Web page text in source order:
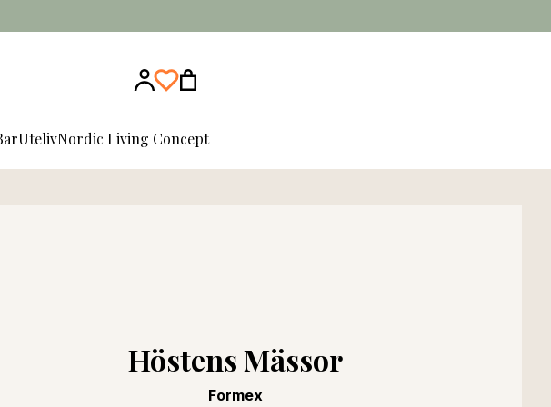
UtelivNordic Living Concept
Höstens Mässor
Formex